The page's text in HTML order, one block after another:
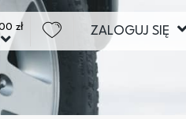
zł ZALOGUJ SIĘ